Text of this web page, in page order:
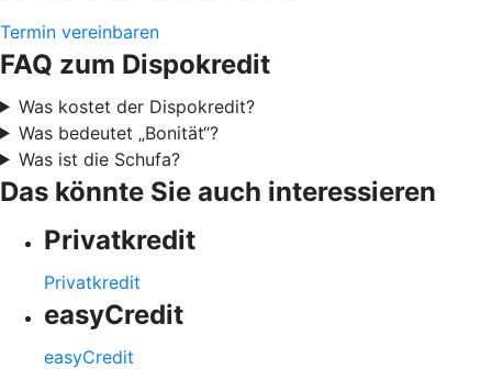
Termin vereinbaren
FAQ zum Dispokredit
Was kostet der Dispokredit?
Was bedeutet „Bonität“?
Was ist die Schufa?
Das könnte Sie auch interessieren
Privatkredit
Privatkredit
easyCredit
easyCredit